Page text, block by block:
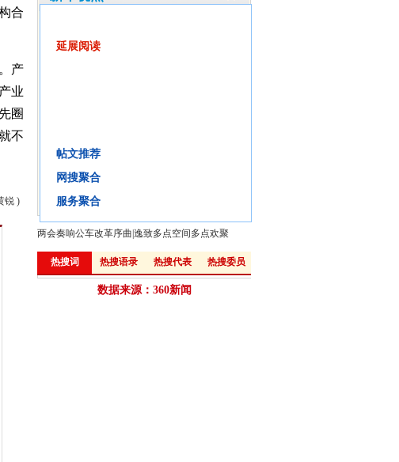
延展阅读
帖文推荐
网搜聚合
服务聚合
合
产
业
圈
不
锐 )
百姓期待从改革中分享到更多利益
汪洋："机构改革要破解政府利益格局"
解读：从政府工作报告看改革新动向
两会奏响公车改革序曲 逸致多点空间多点欢聚